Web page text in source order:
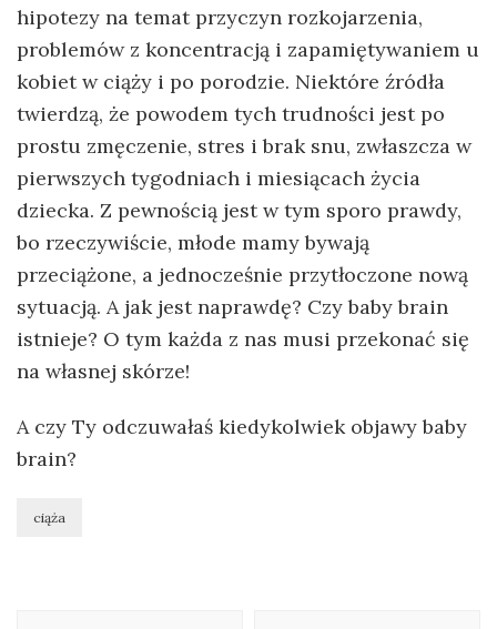
hipotezy na temat przyczyn rozkojarzenia,
problemów z koncentracją i zapamiętywaniem u
kobiet w ciąży i po porodzie. Niektóre źródła
twierdzą, że powodem tych trudności jest po
prostu zmęczenie, stres i brak snu, zwłaszcza w
pierwszych tygodniach i miesiącach życia
dziecka. Z pewnością jest w tym sporo prawdy,
bo rzeczywiście, młode mamy bywają
przeciążone, a jednocześnie przytłoczone nową
sytuacją. A jak jest naprawdę? Czy baby brain
istnieje? O tym każda z nas musi przekonać się
na własnej skórze!
A czy Ty odczuwałaś kiedykolwiek objawy baby
brain?
ciąża